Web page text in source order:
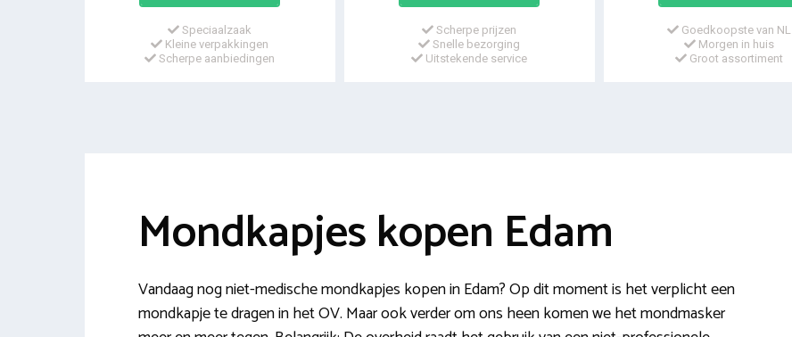
Speciaalzaak
Kleine verpakkingen
Scherpe aanbiedingen
Scherpe prijzen
Snelle bezorging
Uitstekende service
Goedkoopste van NL
Morgen in huis
Groot assortiment
Mondkapjes kopen Edam
Vandaag nog niet-medische mondkapjes kopen in Edam? Op dit moment is het verplicht een
mondkapje te dragen in het OV. Maar ook verder om ons heen komen we het mondmasker